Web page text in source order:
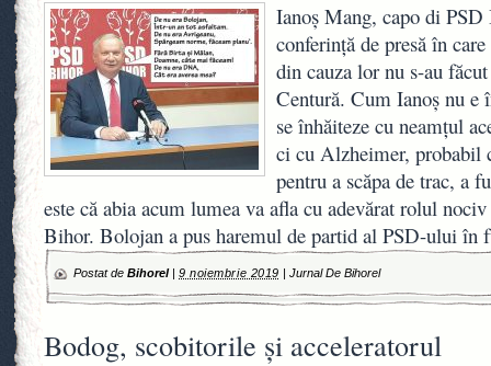
Ianoș Mang, capo di
conferință de presă în
din cauza lor nu s-au
Centură. Cum Ianoș nu e
se înhăiteze cu neamțul
ci cu Alzheimer, probabil
pentru a scăpa de trac, a
este că abia acum lumea va afla cu adevărat rolul
Bihor. Bolojan a pus haremul de partid al PSD-ului în
Postat de Bihorel| 9 noiembrie 2019 | Jurnal De Bihorel
Bodog, scobitorile și acceleratorul